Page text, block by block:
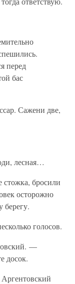
перед
бас
Сажени две,
лесная…
стожка, бросили
осторожно
берегу.
голосов.
—
досок.